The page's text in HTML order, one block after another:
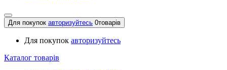
Для покупок авторизуйтесь 0товарів
Для покупок авторизуйтесь
Каталог товарів